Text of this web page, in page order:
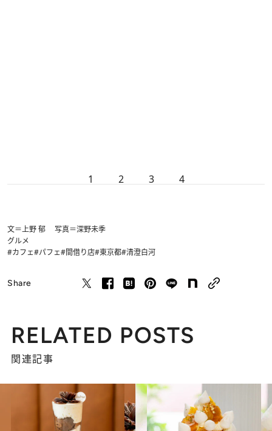
1 2 3 4
文＝上野 郁 写真＝深野未季
グルメ
#カフェ#パフェ#間借り店#東京都#清澄白河
Share
RELATED POSTS
関連記事